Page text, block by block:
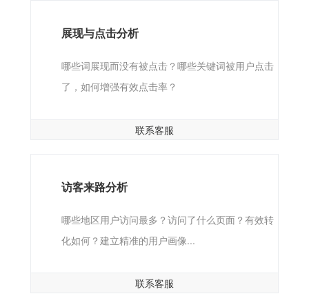
展现与点击分析
哪些词展现而没有被点击？哪些关键词被用户点击
了，如何增强有效点击率？
联系客服
访客来路分析
哪些地区用户访问最多？访问了什么页面？有效转
化如何？建立精准的用户画像...
联系客服